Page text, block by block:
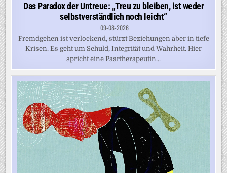
Das Paradox der Untreue: „Treu zu bleiben, ist weder
selbstverständlich noch leicht“
09-08-2026
Fremdgehen ist verlockend, stürzt Beziehungen aber in tiefe
Krisen. Es geht um Schuld, Integrität und Wahrheit. Hier
spricht eine Paartherapeutin...